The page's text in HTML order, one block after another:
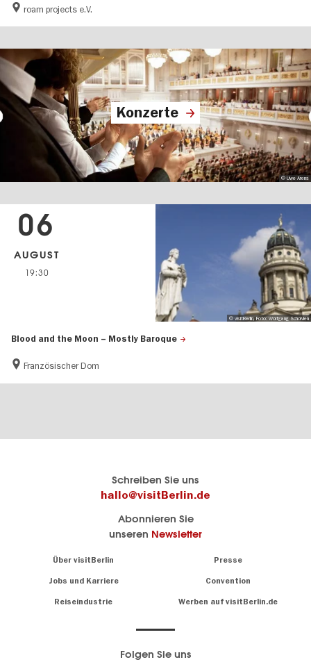
roam projects e.V.
Konzerte
© Uwe Arens
Blood and the Moon – Mostly Baroque
Französischer Dom
06
AUGUST
19:30
© visitBerlin, Foto: Wolfgang Scholvien
Schreiben Sie uns
hallo@visitBerlin.de
Abonnieren Sie
unseren Newsletter
Über visitBerlin Presse
Jobs und Karriere Convention
Reiseindustrie Werben auf visitBerlin.de
sind
für Sie da.
Insidertipps
Folgen Sie uns